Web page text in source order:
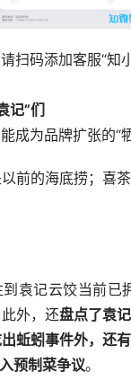
扫码添加客服“知
记”们
成为品牌扩张的“牺
前的海底捞；喜
袁记云饺当前已
外，还盘点了袁
蚯蚓事件外，还
预制菜争议。